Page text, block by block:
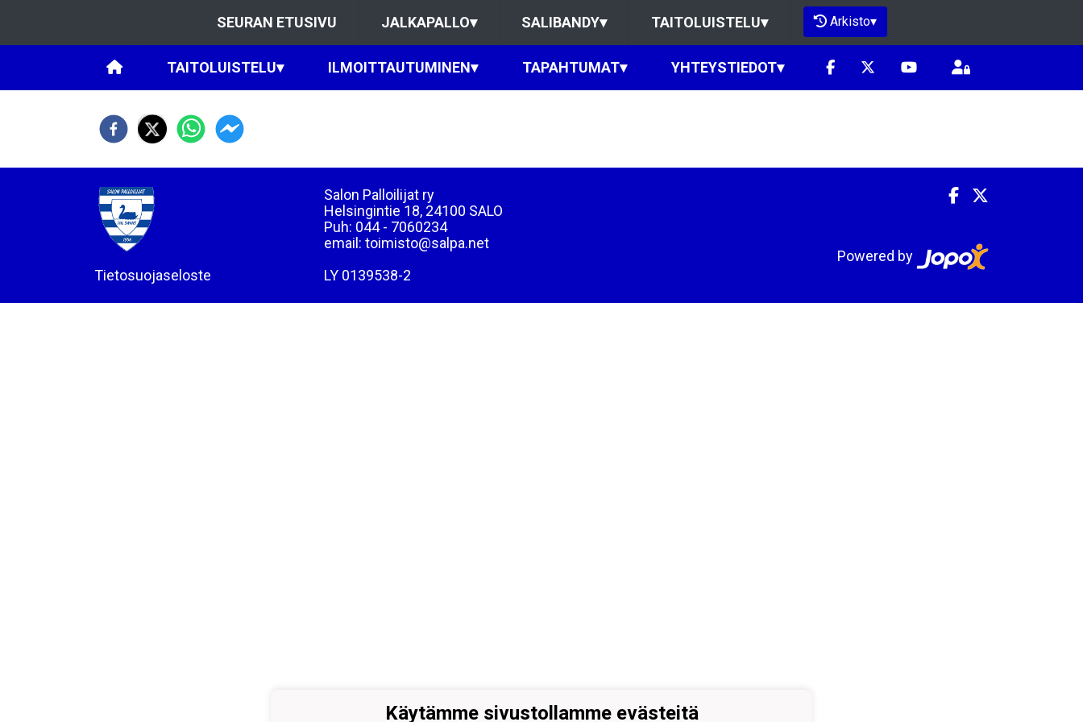
SEURAN ETUSIVU JALKAPALLO▾ SALIBANDY▾ TAITOLUISTELU▾ Arkisto▾
TAITOLUISTELU▾ ILMOITTAUTUMINEN▾ TAPAHTUMAT▾ YHTEYSTIEDOT▾
Tietosuojaseloste
Salon Palloilijat ry
Helsingintie 18, 24100 SALO
Puh: 044 - 7060234
email: toimisto@salpa.net
LY 0139538-2
Powered by
Käytämme sivustollamme evästeitä